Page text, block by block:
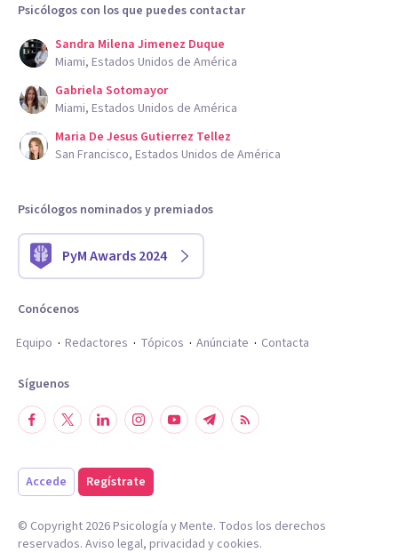
Psicólogos con los que puedes contactar
Sandra Milena Jimenez Duque
Miami, Estados Unidos de América
Gabriela Sotomayor
Miami, Estados Unidos de América
Maria De Jesus Gutierrez Tellez
San Francisco, Estados Unidos de América
Psicólogos nominados y premiados
PyM Awards 2024
Conócenos
Equipo
Redactores Tópicos Anúnciate Contacta
Síguenos
Accede Regístrate
© Copyright 2026Psicología y Mente. Todos los derechos
reservados. Aviso legal, privacidad y cookies.